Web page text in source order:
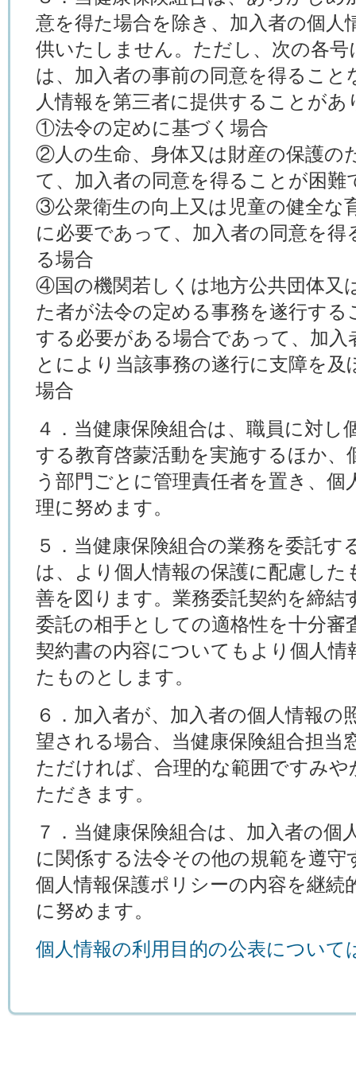
意を得た場合を除き、加入者の個人
供いたしません。ただし、次の各号
は、加入者の事前の同意を得ること
人情報を第三者に提供することがあ
①法令の定めに基づく場合
②人の生命、身体又は財産の保護の
て、加入者の同意を得ることが困難
③公衆衛生の向上又は児童の健全な
に必要であって、加入者の同意を得
る場合
④国の機関若しくは地方公共団体又
た者が法令の定める事務を遂行する
する必要がある場合であって、加入
とにより当該事務の遂行に支障を
場合
４．当健康保険組合は、職員に対し
する教育啓蒙活動を実施するほか、
う部門ごとに管理責任者を置き、個
理に努めます。
５．当健康保険組合の業務を委託す
は、より個人情報の保護に配慮した
善を図ります。業務委託契約を締結
委託の相手としての適格性を十分審
契約書の内容についてもより個人情
たものとします。
６．加入者が、加入者の個人情報の
望される場合、当健康保険組合担当
ただければ、合理的な範囲ですみ
ただきます。
７．当健康保険組合は、加入者の個
に関係する法令その他の規範を遵守
個人情報保護ポリシーの内容を継続
に努めます。
個人情報の利用目的の公表について